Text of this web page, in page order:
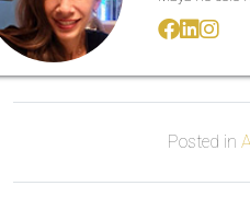
Posted in